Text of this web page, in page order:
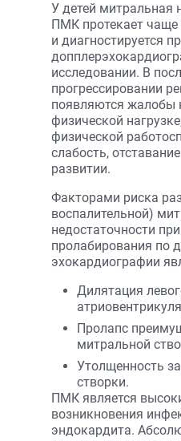
У детей митральная
ПМК протекает чаще
и диагностируется
исследовании. В
прогрессировании
появляются жалобы
физической
физической
слабость,
развитии.
Факторами риска
воспалительной)
недостаточности
пролабирования по
эхокардиографии
Дилятация
Пролапс
митральной
Утолщенность
створки.
ПМК является
возникновения
эндокардита.